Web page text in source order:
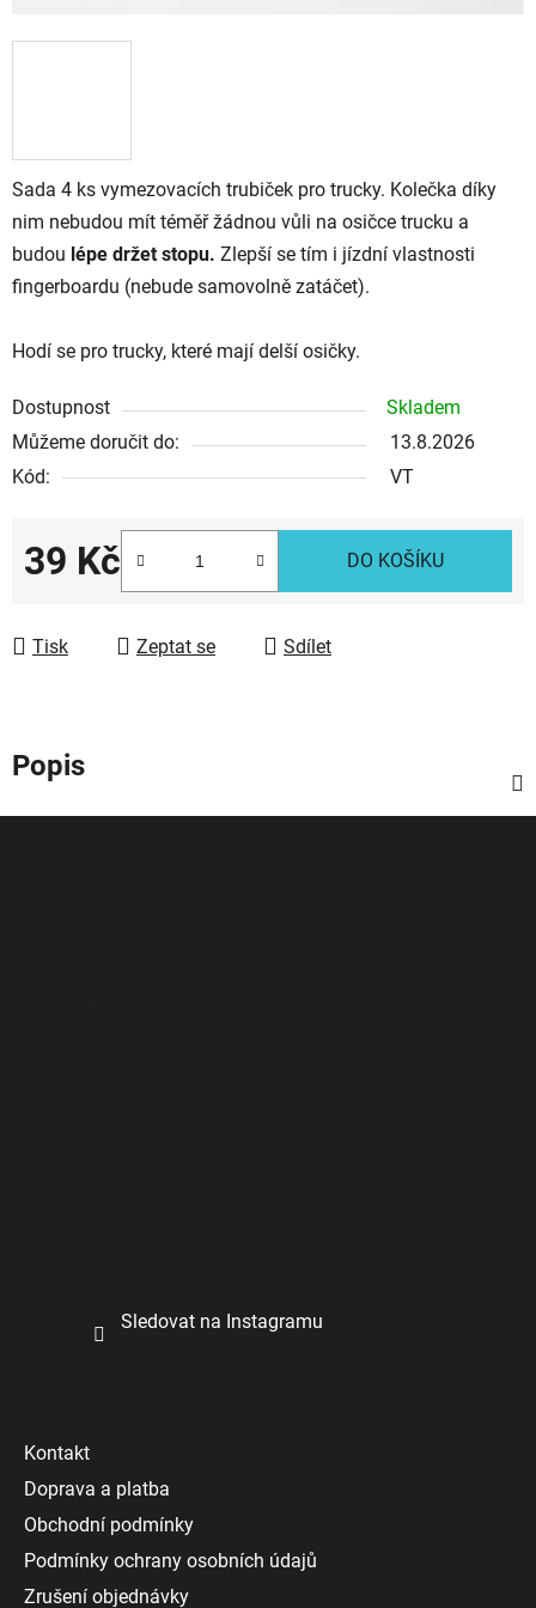
Sada 4 ks vymezovacích trubiček pro trucky. Kolečka díky
nim nebudou mít téměř žádnou vůli na osičce trucku a
budou lépe držet stopu. Zlepší se tím i jízdní vlastnosti
fingerboardu (nebude samovolně zatáčet).
Hodí se pro trucky, které mají delší osičky.
Dostupnost
Skladem
Můžeme doručit do:
13.8.2026
Kód:
VT
39 Kč
Měrná cena:
DO KOŠÍKU
Tisk Zeptat se Sdílet
Popis
Sledovat na Instagramu
Kontakt
Doprava a platba
Obchodní podmínky
Podmínky ochrany osobních údajů
Zrušení objednávky